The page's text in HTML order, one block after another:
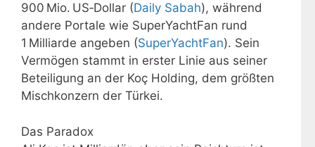
900 Mio. US‑Dollar (Daily Sabah), während
andere Portale wie SuperYachtFan rund
1 Milliarde angeben (SuperYachtFan). Sein
Vermögen stammt in erster Linie aus seiner
Beteiligung an der Koç Holding, dem größten
Mischkonzern der Türkei.
Das Paradox